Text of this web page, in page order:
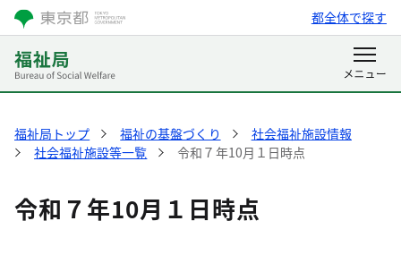
都全体で探す
福祉局トップ 福祉の基盤づくり
社会福祉施設情報
社会福祉施設等一覧
令和７年10月１日時点
令和７年10月１日時点